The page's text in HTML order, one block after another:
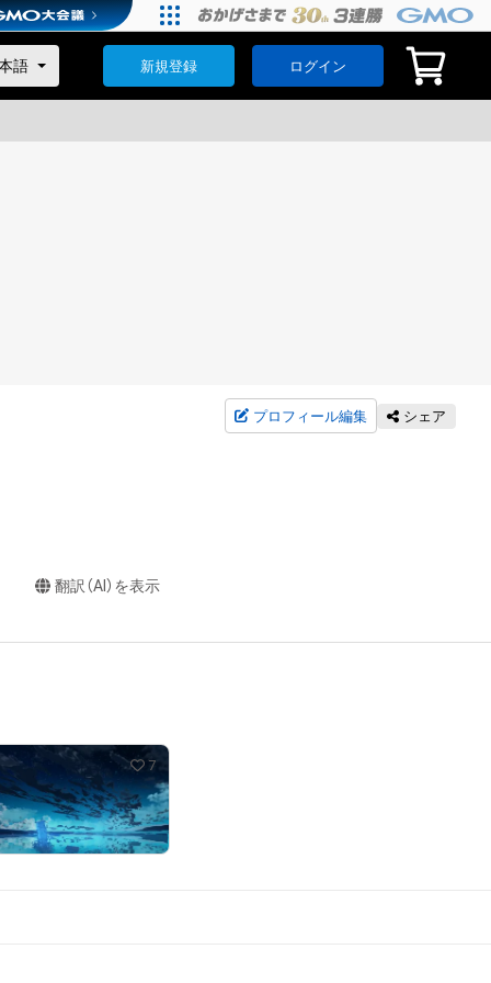
新規登録 ログイン
プロフィール編集 シェア
翻訳（AI）を表示
7